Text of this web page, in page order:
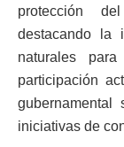
protección
destacando la
naturales
participación
iniciativas de